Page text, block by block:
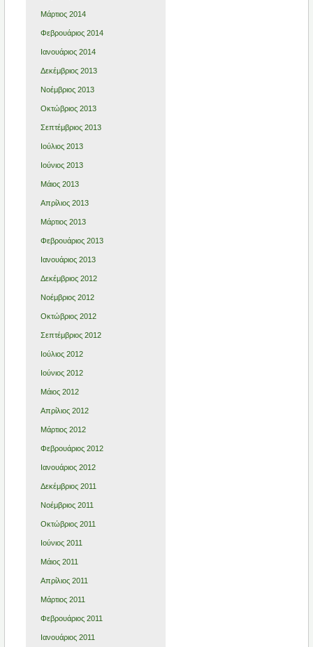
Μάρτιος 2014
Φεβρουάριος 2014
Ιανουάριος 2014
Δεκέμβριος 2013
Νοέμβριος 2013
Οκτώβριος 2013
Σεπτέμβριος 2013
Ιούλιος 2013
Ιούνιος 2013
Μάιος 2013
Απρίλιος 2013
Μάρτιος 2013
Φεβρουάριος 2013
Ιανουάριος 2013
Δεκέμβριος 2012
Νοέμβριος 2012
Οκτώβριος 2012
Σεπτέμβριος 2012
Ιούλιος 2012
Ιούνιος 2012
Μάιος 2012
Απρίλιος 2012
Μάρτιος 2012
Φεβρουάριος 2012
Ιανουάριος 2012
Δεκέμβριος 2011
Νοέμβριος 2011
Οκτώβριος 2011
Ιούνιος 2011
Μάιος 2011
Απρίλιος 2011
Μάρτιος 2011
Φεβρουάριος 2011
Ιανουάριος 2011